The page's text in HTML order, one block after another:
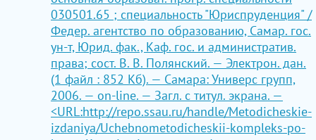
030501.65 ; специальность "Юриспруденция" /
Федер. агентство по образованию, Самар. гос.
ун-т, Юрид. фак., Каф. гос. и административ.
права; сост. В. В. Полянский. — Электрон. дан.
(1 файл : 852 Кб). — Самара: Универс групп,
2006. — on-line. — Загл. с титул. экрана. —
<URL:http://repo.ssau.ru/handle/Metodicheskie-
izdaniya/Uchebnometodicheskii-kompleks-po-